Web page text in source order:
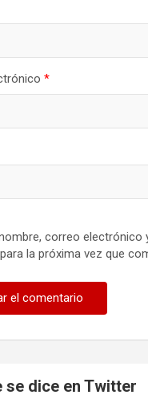
*
correo electrónico
la próxima vez que
se dice en Twitter